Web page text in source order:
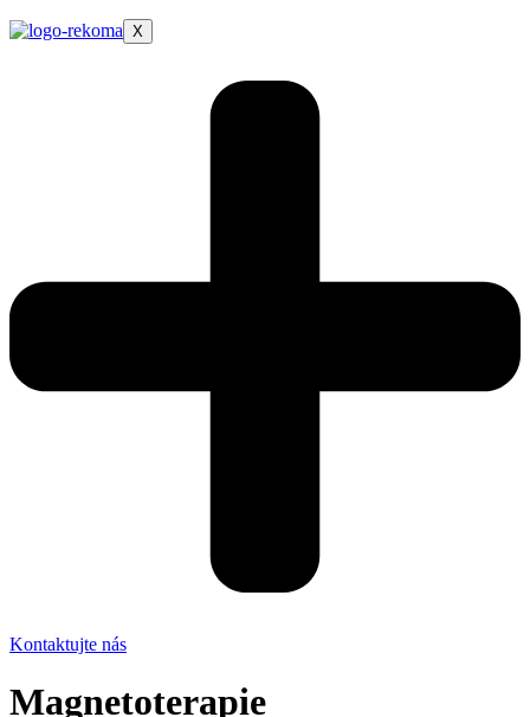
X
Kontaktujte nás
Magnetoterapie